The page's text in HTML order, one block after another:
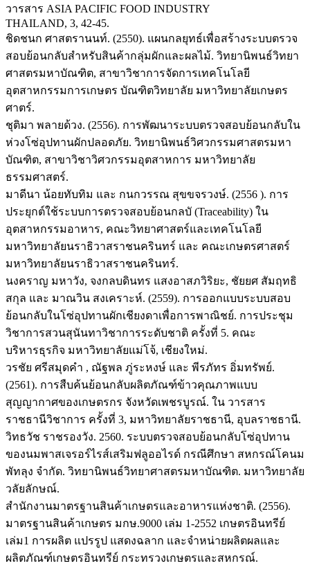
วารสาร ASIA PACIFIC FOOD INDUSTRY
THAILAND, 3, 42-45.
ชิดชนก ศาสตรานนท์. (2550). แผนกลยุทธ์เพื่อสร้างระบบตรวจ
สอบย้อนกลับสำหรับสินค้ากลุ่มผักและผลไม้. วิทยานิพนธ์วิทยา
ศาสตรมหาบัณฑิต, สาขาวิชาการจัดการเทคโนโลยี
อุตสาหกรรมการเกษตร บัณฑิตวิทยาลัย มหาวิทยาลัยเกษตร
ศาตร์.
ชุติมา พลายด้วง. (2556). การพัฒนาระบบตรวจสอบย้อนกลับใน
ห่วงโซ่อุปทานผักปลอดภัย. วิทยานิพนธ์วิศวกรรมศาสตรมหา
บัณฑิต, สาขาวิชาวิศวกรรมอุตสาหการ มหาวิทยาลัย
ธรรมศาสตร์.
มาดีนา น้อยทับทิม และ กนกวรรณ สุขขจรวงษ์. (2556 ). การ
ประยุกต์ใช้ระบบการตรวจสอบย้อนกลบั (Traceability) ใน
อุตสาหกรรมอาหาร, คณะวิทยาศาสตร์และเทคโนโลยี
มหาวิทยาลัยนราธิวาสราชนครินทร์ และ คณะเกษตรศาสตร์
มหาวิทยาลัยนราธิวาสราชนครินทร์.
นงคราญ มหาวัง, จงกลบดินทร แสงอาสภวิริยะ, ชัยยศ สัมฤทธิ
สกุล และ มาณวิน สงเคราะห์. (2559). การออกแบบระบบสอบ
ย้อนกลับในโซ่อุปทานผักเชียงดาเพื่อการพาณิชย์. การประชุม
วิชาการสวนสุนันทาวิชาการระดับชาติ ครั้งที่ 5. คณะ
บริหารธุรกิจ มหาวิทยาลัยแม่โจ้, เชียงใหม่.
วรชัย ศรีสมุดคำ , ณัฐพล ภู่ระหงษ์ และ พีรภัทร อิ่มทรัพย์.
(2561). การสืบค้นย้อนกลับผลิตภัณฑ์ข้าวคุณภาพแบบ
สุญญากาศของเกษตรกร จังหวัดเพชรบูรณ์. ใน วารสาร
ราชธานีวิชาการ ครั้งที่ 3, มหาวิทยาลัยราชธานี, อุบลราชธานี.
วิทธวัช ราชรองวัง. 2560. ระบบตรวจสอบย้อนกลับโซ่อุปทาน
ของนมพาสเจรอร์ไรส์เสริมฟลูออไรด์ กรณีศึกษา สหกรณ์โคนม
พัทลุง จำกัด. วิทยานิพนธ์วิทยาศาสตรมหาบัณฑิต. มหาวิทยาลัย
วลัยลักษณ์.
สํานักงานมาตรฐานสินค้าเกษตรและอาหารแห่งชาติ. (2556).
มาตรฐานสินค้าเกษตร มกษ.9000 เล่ม 1-2552 เกษตรอินทรีย์
เล่ม1 การผลิต แปรรูป แสดงฉลาก และจําหน่ายผลิตผลและ
ผลิตภัณฑ์เกษตรอินทรีย์ กระทรวงเกษตรและสหกรณ์.